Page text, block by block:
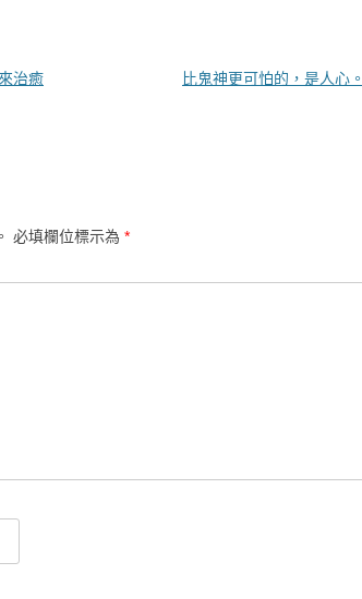
治癒
比鬼神更可怕的，是人心。
必填欄位標示為 *